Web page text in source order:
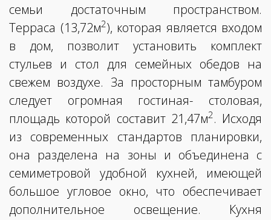
семьи достаточным пространством.
Терраса (13,72м2), которая является входом
в дом, позволит установить комплект
стульев и стол для семейных обедов на
свежем воздухе. За просторным тамбуром
следует огромная гостиная- столовая,
площадь которой составит 21,47м2. Исходя
из современных стандартов планировки,
она разделена на зоны и объединена с
семиметровой удобной кухней, имеющей
большое угловое окно, что обеспечивает
дополнительное освещение. Кухня